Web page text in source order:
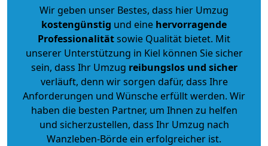
Wir geben unser Bestes, dass hier Umzug
kostengünstig und eine hervorragende
Professionalitätsowie Qualität bietet. Mit
unserer Unterstützung in Kiel können Sie sicher
sein, dass Ihr Umzug reibungslos und sicher
verläuft, denn wir sorgen dafür, dass Ihre
Anforderungen und Wünsche erfüllt werden. Wir
haben die besten Partner, um Ihnen zu helfen
und sicherzustellen, dass Ihr Umzug nach
Wanzleben-Börde ein erfolgreicher ist.